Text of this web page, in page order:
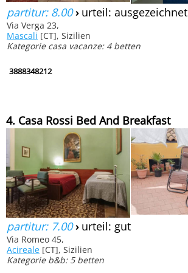
partitur: 8.00› urteil: ausgezeichnet
Via Verga 23,
Mascali [CT], Sizilien
Kategorie casa vacanze: 4 betten
3888348212
4. Casa Rossi Bed And Breakfast
partitur: 7.00› urteil: gut
Via Romeo 45,
Acireale [CT], Sizilien
Kategorie b&b: 5 betten